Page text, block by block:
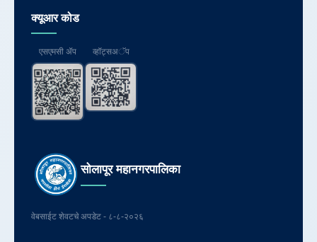
क्यूआर कोड
एसएमसी ॲप व्हॉट्सअॅप
सोलापूर महानगरपालिका
वेबसाईट शेवटचे अपडेट - ८-८-२०२६